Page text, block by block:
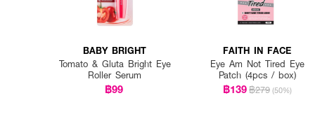
BABY BRIGHT
Tomato & Gluta Bright Eye
Roller Serum
฿99
FAITH IN FACE
Eye Am Not Tired Eye
Patch (4pcs / box)
฿139฿279 (50%)